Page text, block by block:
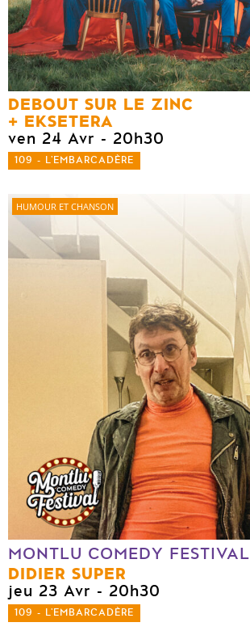
DEBOUT SUR LE ZINC
EKSETERA
ven 24 Avr - 20h30
109 - L'EMBARCADÈRE
HUMOUR ET CHANSON
MONTLU COMEDY FESTIVAL
DIDIER SUPER
jeu 23 Avr - 20h30
109 - L'EMBARCADÈRE